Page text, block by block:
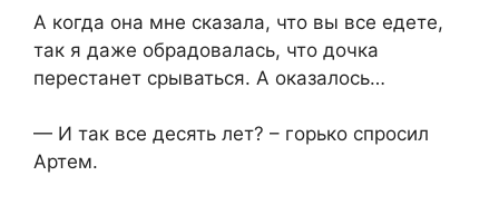
А когда она мне сказала, что вы все едете,
так я даже обрадовалась, что дочка
перестанет срываться. А оказалось…
— И так все десять лет? – горько спросил
Артем.